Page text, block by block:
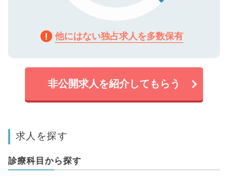
他にはない独占求人を多数保有
非公開求人を紹介してもらう
求人を探す
診療科目から探す